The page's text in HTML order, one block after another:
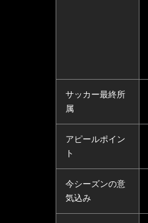
サッカー最終所
属
アピールポイン
ト
今シーズンの意
気込み